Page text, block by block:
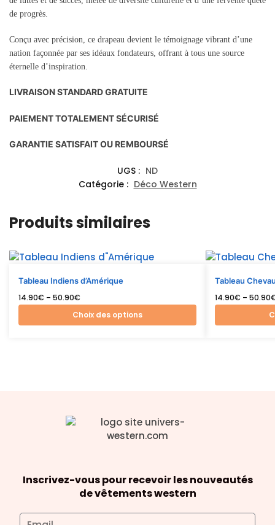
de progrès.
Conçu avec précision, ce drapeau devient le témoignage vibrant d’une
nation façonnée par ses idéaux fondateurs, offrant à tous une source
éternelle d’inspiration.
LIVRAISON STANDARD GRATUITE
PAIEMENT TOTALEMENT SÉCURISÉ
GARANTIE SATISFAIT OU REMBOURSÉ
UGS : ND
Catégorie : Déco Western
Produits similaires
Tableau Indiens d’Amérique
14.90€ – 50.90€
Choix des options
Tableau
14.90€ – 50.90
Inscrivez-vous pour recevoir les nouveautés
de vêtements western